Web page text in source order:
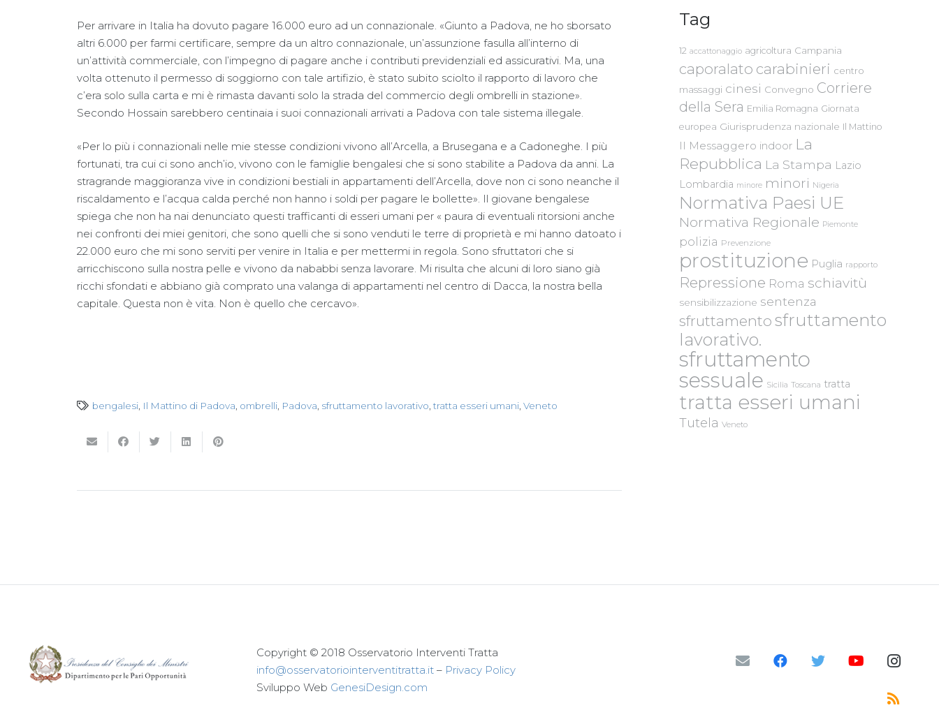
Per arrivare in Italia ha dovuto pagare 16.000 euro ad un connazionale. «Giunto a Padova, ne ho sborsato
altri 6.000 per farmi certificare, sempre da un altro connazionale, un’assunzione fasulla all’interno di
un’attività commerciale, con l’impegno di pagare anche i contributi previdenziali ed assicurativi. Ma, una
volta ottenuto il permesso di soggiorno con tale artifizio, è stato subito sciolto il rapporto di lavoro che
c’era solo sulla carta e mi è rimasta davanti solo la strada del commercio degli ombrelli in stazione».
Secondo Hossain sarebbero centinaia i suoi connazionali arrivati a Padova con tale sistema illegale.
«Per lo più i connazionali nelle mie stesse condizioni vivono all’Arcella, a Brusegana e a Cadoneghe. I più
fortunati, tra cui ci sono anch’io, vivono con le famiglie bengalesi che si sono stabilite a Padova da anni. La
stragrande maggioranza vive in condizioni bestiali in appartamenti dell’Arcella, dove non ci sono neanche il
riscaldamento e l’acqua calda perché non hanno i soldi per pagare le bollette». Il giovane bengalese
spiega che non ha nai denunciato questi trafficanti di esseri umani per « paura di eventuali ritorsioni anche
nei confronti dei miei genitori, che sono quelli che si sono venduti le terre di proprietà e mi hanno datoato i
22.000 euro che mi sono serviti per venire in Italia e per mettermi in regola. Sono sfruttatori che si
arricchiscono sulla nostra pelle e vivono da nababbi senza lavorare. Mi risulta che alcuni di loro siano già
ricchi sfondati e abbiano già comprato una valanga di appartamenti nel centro di Dacca, la nostra bella
capitale. Questa non è vita. Non è quello che cercavo».
bengalesi, Il Mattino di Padova ombrelli, Padova sfruttamento lavorativo tratta esseri umani, Veneto
Tag
12 accattonaggio agricoltura Campania
caporalato carabinieri centro
massaggi cinesi Convegno Corriere
della Sera Emilia Romagna Giornata
europea Giurisprudenza nazionale Il Mattino
Il Messaggero indoor La
Repubblica La Stampa Lazio
Lombardia minore minori Nigeria
Normativa Paesi UE
Normativa Regionale Piemonte
polizia Prevenzione
prostituzione Puglia rapporto
Repressione Roma schiavitù
sensibilizzazione sentenza
sfruttamento sfruttamento
lavorativo.
sfruttamento
sessuale Sicilia Toscana tratta
tratta esseri umani
Tutela Veneto
Copyright © 2018 Osservatorio Interventi Tratta
info@osservatoriointerventitratta.it – Privacy Policy
Sviluppo Web GenesiDesign.com